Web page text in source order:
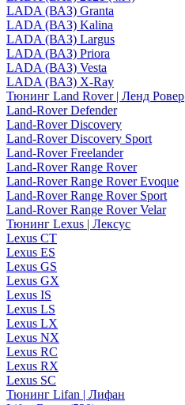
LADA (ВАЗ) Granta
LADA (ВАЗ) Kalina
LADA (ВАЗ) Largus
LADA (ВАЗ) Priora
LADA (ВАЗ) Vesta
LADA (ВАЗ) X-Ray
Тюнинг Land Rover | Ленд Ровер
Land-Rover Defender
Land-Rover Discovery
Land-Rover Discovery Sport
Land-Rover Freelander
Land-Rover Range Rover
Land-Rover Range Rover Evoque
Land-Rover Range Rover Sport
Land-Rover Range Rover Velar
Тюнинг Lexus | Лексус
Lexus CT
Lexus ES
Lexus GS
Lexus GX
Lexus IS
Lexus LS
Lexus LX
Lexus NX
Lexus RC
Lexus RX
Lexus SC
Тюнинг Lifan | Лифан